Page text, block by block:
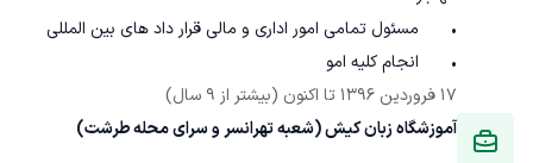
•	انجام کلیه امو
17 فروردین 1396
تا اکنون (بیشتر از 9 سال)
آموزشگاه زبان کیش (شعبه تهرانسر و سرای محله طرشت)